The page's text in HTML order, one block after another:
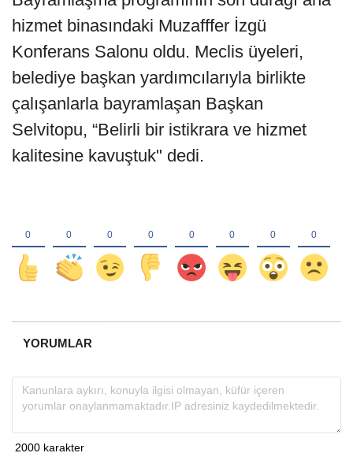
hizmet binasındaki Muzafffer İzgü
Konferans Salonu oldu. Meclis üyeleri,
belediye başkan yardımcılarıyla birlikte
çalışanlarla bayramlaşan Başkan
Selvitopu, “Belirli bir istikrara ve hizmet
kalitesine kavuştuk" dedi.
YORUMLAR